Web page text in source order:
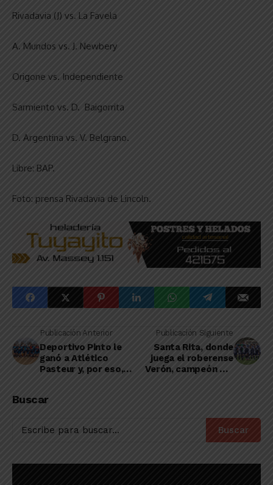
Rivadavia (J) vs. La Favela
A. Mundos vs. J. Newbery
Origone vs. Independiente
Sarmiento vs. D. Baigorrita
D. Argentina vs. V. Belgrano.
Libre: BAP.
Foto: prensa Rivadavia de Lincoln.
Publicación Anterior
Deportivo Pinto le
ganó a Atlético
Pasteur y, por eso,
Publicación Siguiente
Santa Rita, donde
juega el roberense
Verón, campeón del
Buscar
Buscar